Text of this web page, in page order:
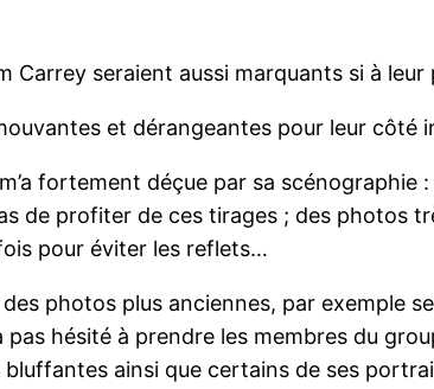
seraient aussi marquants si à
et dérangeantes pour leur côté
fortement déçue par sa
de profiter de ces tirages ; des photos
pour éviter les reflets…
photos plus anciennes, par exemple
hésité à prendre les membres du
ainsi que certains de ses